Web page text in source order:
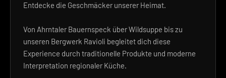
Entdecke die Geschmäcker unserer Heimat.
Von Ahrntaler Bauernspeck über Wildsuppe bis zu
unseren Bergwerk Ravioli begleitet dich diese
Experience durch traditionelle Produkte und moderne
Interpretation regionaler Küche.